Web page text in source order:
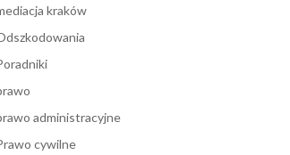
kraków
administracyjne
cywilne